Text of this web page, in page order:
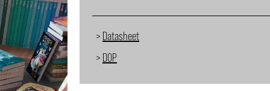
> Datasheet
> DOP